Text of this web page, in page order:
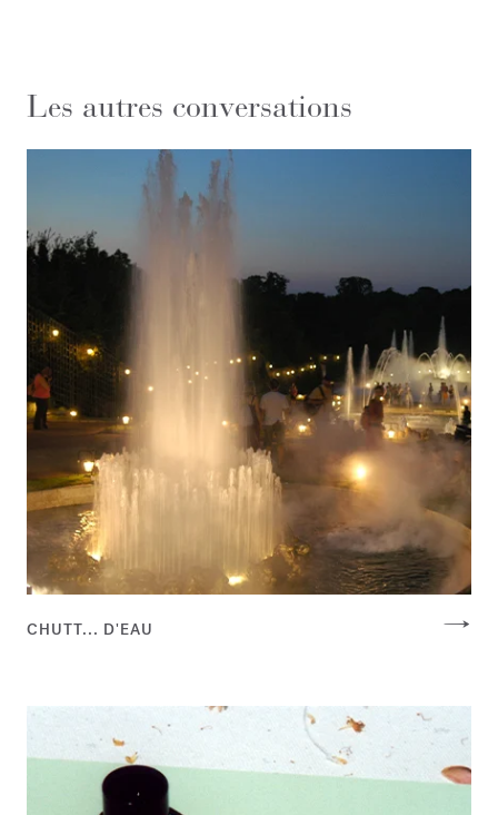
Les autres conversations
CHUTT... D'EAU